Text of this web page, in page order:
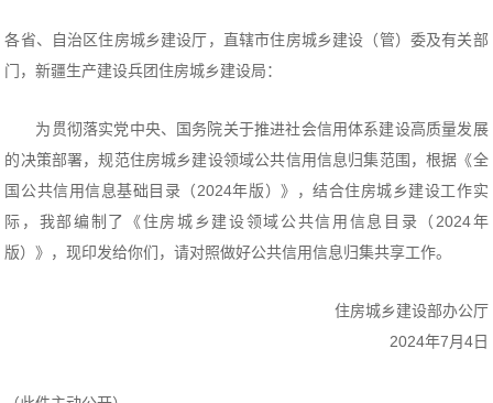
各省、自治区住房城乡建设厅，直辖市住房城乡建设（管）委及有关部
门，新疆生产建设兵团住房城乡建设局：
为贯彻落实党中央、国务院关于推进社会信用体系建设高质量发展
的决策部署，规范住房城乡建设领域公共信用信息归集范围，根据《全
国公共信用信息基础目录（2024年版）》，结合住房城乡建设工作实
际，我部编制了《住房城乡建设领域公共信用信息目录（2024年
版）》，现印发给你们，请对照做好公共信用信息归集共享工作。
住房城乡建设部办公厅
2024年7月4日